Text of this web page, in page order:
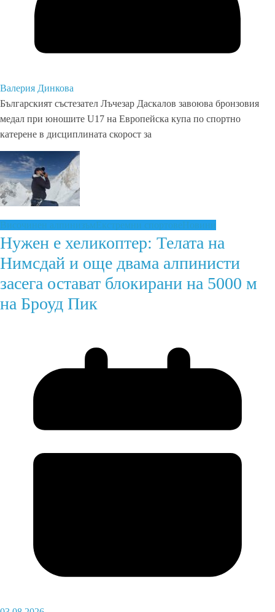
Валерия Динкова
Българският състезател Лъчезар Даскалов завоюва бронзовия
медал при юношите U17 на Европейска купа по спортно
катерене в дисциплината скорост за
Височинен алпинизъмЕкстремни спортовеНовини
Нужен е хеликоптер: Телата на
Нимсдай и още двама алпинисти
засега остават блокирани на 5000 м
на Броуд Пик